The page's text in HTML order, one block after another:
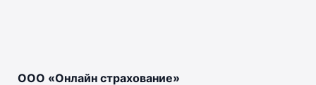
ООО «Онлайн страхование»